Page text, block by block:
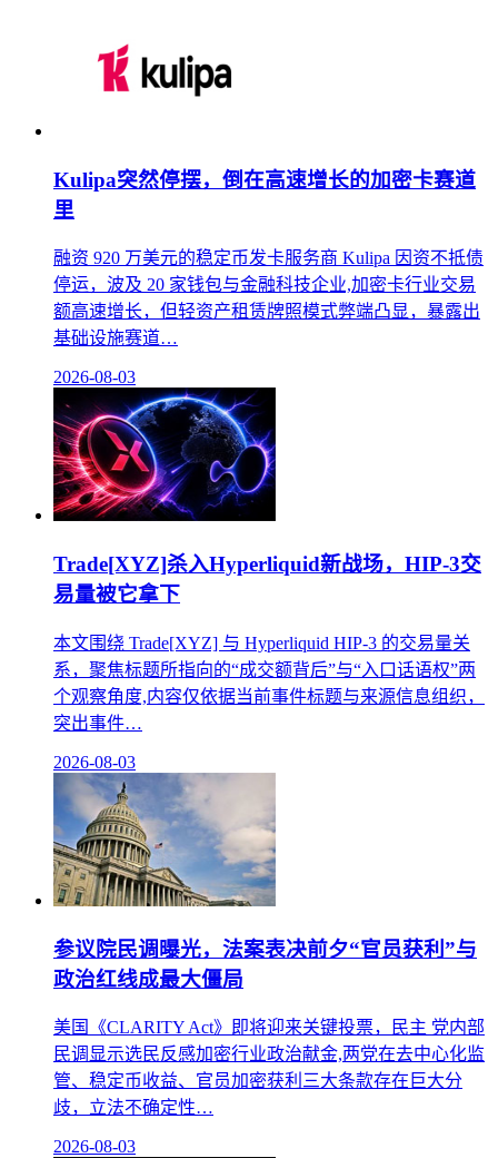
Kulipa突然停摆，倒在高速增长的加密卡赛道
里
融资 920 万美元的稳定币发卡服务商 Kulipa 因资不抵债
停运，波及 20 家钱包与金融科技企业,加密卡行业交易
额高速增长，但轻资产租赁牌照模式弊端凸显，暴露出
基础设施赛道…
2026-08-03
Trade[XYZ]杀入Hyperliquid新战场，HIP-3交
易量被它拿下
本文围绕 Trade[XYZ] 与 Hyperliquid HIP-3 的交易量关
系，聚焦标题所指向的“成交额背后”与“入口话语权”两
个观察角度,内容仅依据当前事件标题与来源信息组织，
突出事件…
2026-08-03
参议院民调曝光，法案表决前夕“官员获利”与
政治红线成最大僵局
美国《CLARITY Act》即将迎来关键投票，民主 党内部
民调显示选民反感加密行业政治献金,两党在去中心化监
管、稳定币收益、官员加密获利三大条款存在巨大分
歧，立法不确定性…
2026-08-03